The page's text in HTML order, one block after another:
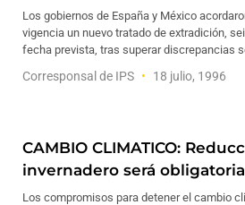
Los gobiernos de España y México
vigencia un nuevo tratado de extradición,
fecha prevista, tras superar discrepancias
Corresponsal de IPS 18 julio, 1996
CAMBIO CLIMATICO:
invernadero será obligatoria
Los compromisos para detener el cambio